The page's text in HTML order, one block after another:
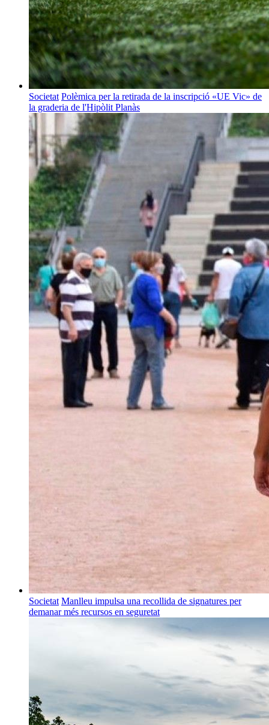
Societat Polèmica per la retirada de la inscripció «UE Vic» de
la graderia de l'Hipòlit Planàs
Societat Manlleu impulsa una recollida de signatures per
demanar més recursos en seguretat